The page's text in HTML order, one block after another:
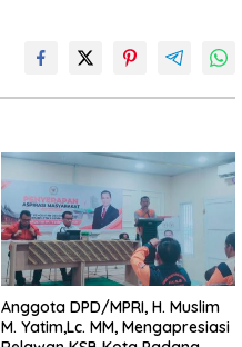
Anggota DPD/MPRI, H. Muslim
M. Yatim,Lc. MM, Mengapresiasi